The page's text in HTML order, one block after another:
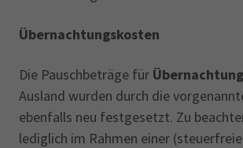
Übernachtungskosten
Die Pauschbeträge für
Ausland wurden durch die
ebenfalls neu festgesetzt. Zu
lediglich im Rahmen einer